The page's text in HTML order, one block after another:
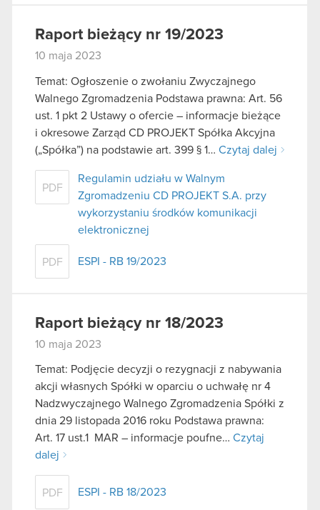
Raport bieżący nr 19/2023
10 maja 2023
Temat: Ogłoszenie o zwołaniu Zwyczajnego
Walnego Zgromadzenia Podstawa prawna: Art. 56
ust. 1 pkt 2 Ustawy o ofercie – informacje bieżące
i okresowe Zarząd CD PROJEKT Spółka Akcyjna
(„Spółka”) na podstawie art. 399 § 1… Czytaj dalej
PDF
Regulamin udziału w Walnym
Zgromadzeniu CD PROJEKT S.A. przy
wykorzystaniu środków komunikacji
elektronicznej
PDF ESPI - RB 19/2023
Raport bieżący nr 18/2023
10 maja 2023
Temat: Podjęcie decyzji o rezygnacji z nabywania
akcji własnych Spółki w oparciu o uchwałę nr 4
Nadzwyczajnego Walnego Zgromadzenia Spółki z
dnia 29 listopada 2016 roku Podstawa prawna:
Art. 17 ust.1 MAR – informacje poufne… Czytaj
dalej
PDF ESPI - RB 18/2023